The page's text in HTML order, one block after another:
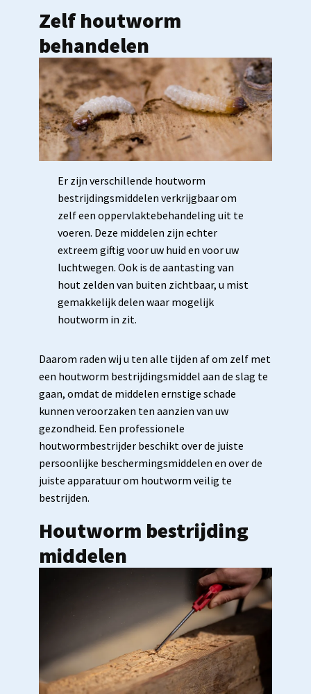
Zelf houtworm
behandelen
Er zijn verschillende houtworm
bestrijdingsmiddelen verkrijgbaar om
zelf een oppervlaktebehandeling uit te
voeren. Deze middelen zijn echter
extreem giftig voor uw huid en voor uw
luchtwegen. Ook is de aantasting van
hout zelden van buiten zichtbaar, u mist
gemakkelijk delen waar mogelijk
houtworm in zit.
Daarom raden wij u ten alle tijden af om zelf met
een houtworm bestrijdingsmiddel aan de slag te
gaan, omdat de middelen ernstige schade
kunnen veroorzaken ten aanzien van uw
gezondheid. Een professionele
houtwormbestrijder beschikt over de juiste
persoonlijke beschermingsmiddelen en over de
juiste apparatuur om houtworm veilig te
bestrijden.
Houtworm bestrijding
middelen